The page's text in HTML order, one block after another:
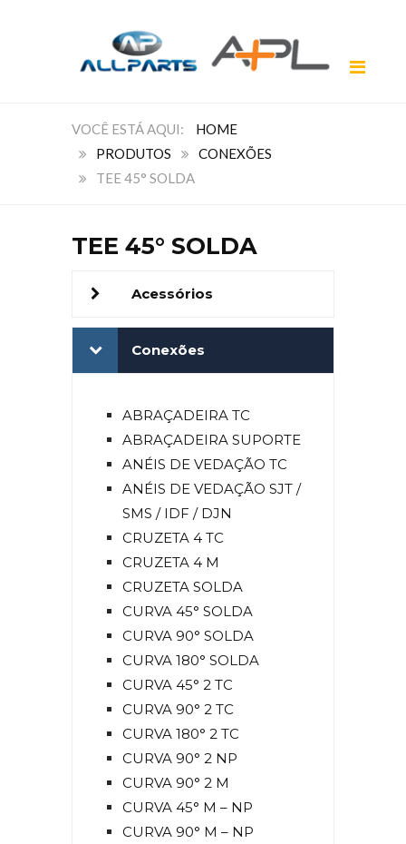
HOME
PRODUTOS
CONEXÕES
TEE 45° SOLDA
TEE 45° SOLDA
Acessórios
Conexões
ABRAÇADEIRA TC
ABRAÇADEIRA SUPORTE
ANÉIS DE VEDAÇÃO TC
ANÉIS DE VEDAÇÃO SJT /
SMS / IDF / DJN
CRUZETA 4 TC
CRUZETA 4 M
CRUZETA SOLDA
CURVA 45° SOLDA
CURVA 90° SOLDA
CURVA 180° SOLDA
CURVA 45° 2 TC
CURVA 90° 2 TC
CURVA 180° 2 TC
CURVA 90° 2 NP
CURVA 90° 2 M
CURVA 45° M – NP
CURVA 90° M – NP